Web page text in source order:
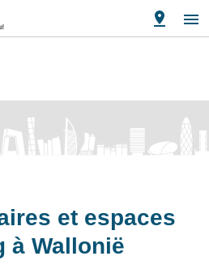
et espaces
à Wallonië